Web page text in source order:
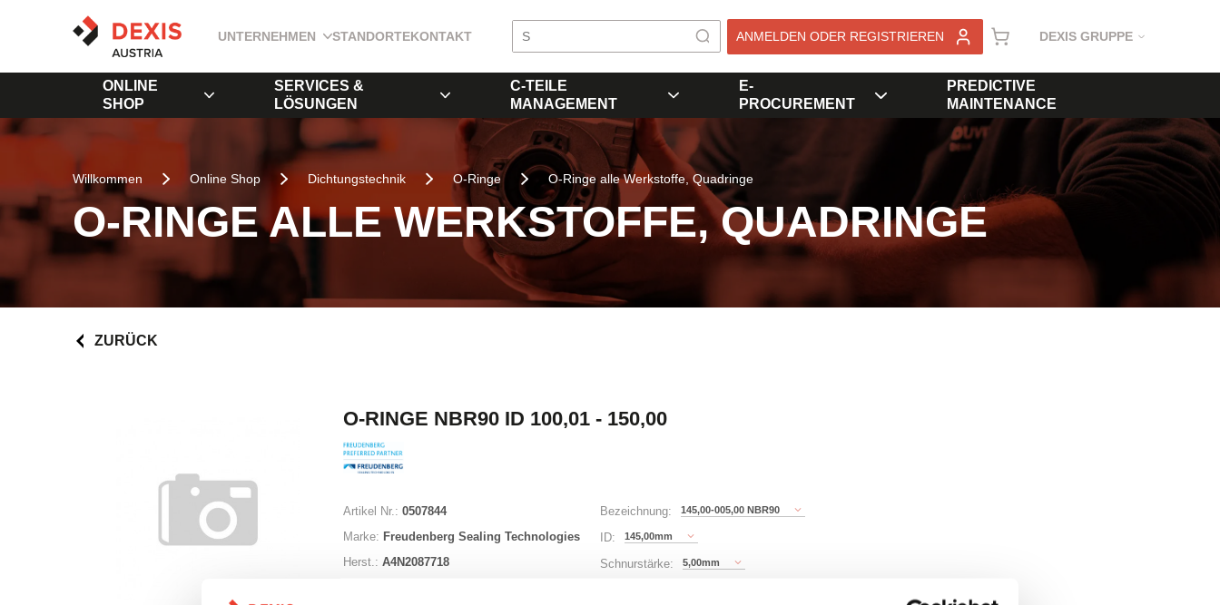
UNTERNEHMEN STANDORTEKONTAKT ANMELDEN ODER REGISTRIEREN DEXIS GRUPPE
ONLINE
SHOP
SERVICES &
LÖSUNGEN
C-TEILE
MANAGEMENT
E-
PROCUREMENT
PREDICTIVE
MAINTENANCE
Willkommen Online Shop Dichtungstechnik O-Ringe O-Ringe alle Werkstoffe, Quadringe
O-RINGE ALLE WERKSTOFFE, QUADRINGE
ZURÜCK
O-RINGE NBR90 ID 100,01 - 150,00
Artikel Nr.: 0507844
Marke: Freudenberg Sealing Technologies
Herst.: A4N2087718
Bezeichnung: 145,00-005,00 NBR90
ID: 145,00mm
Schnurstärke: 5,00mm